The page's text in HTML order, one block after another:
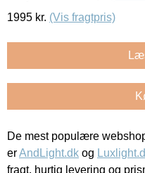
1995 kr. (Vis fragtpris)
De mest populære
erAndLight.dk og
fragt, hurtig levering og